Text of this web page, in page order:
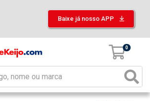
Baixe já nosso APP
0